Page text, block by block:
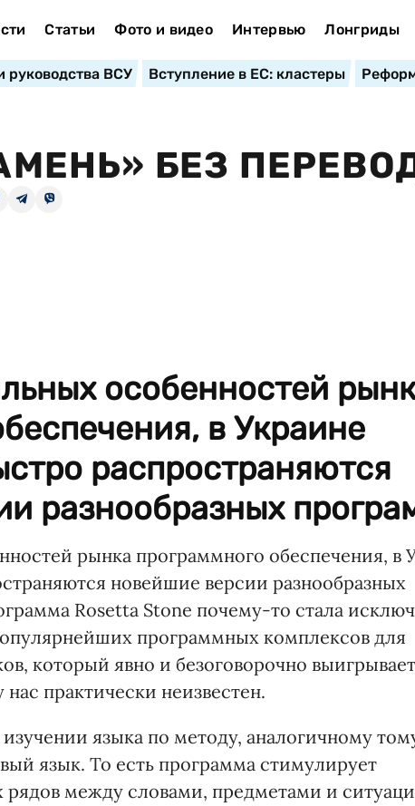
Статьи Фото и видео Интервью Лонгриды
руководства ВСУ Вступление в ЕС: кластеры
БЕЗ
особенностей
в Украине
распространяются
разнообразных
рынка программного обеспечения, в
новейшие версии разнообразных
Rosetta Stone почему-то стала
программных комплексов для
который явно и безоговорочно
практически неизвестен.
языка по методу, аналогичному
язык. То есть программа стимулирует
рядов между словами, предметами и